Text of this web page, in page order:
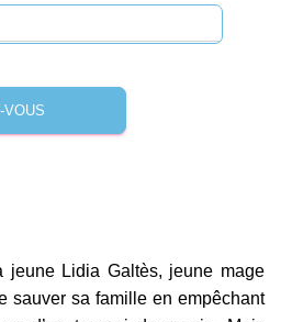
VOUS
jeune Lidia Galtès, jeune mage
sauver sa famille en empêchant